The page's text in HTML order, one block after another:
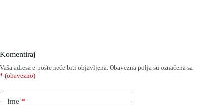
Komentiraj
Vaša adresa e-pošte neće biti objavljena. Obavezna polja su označena sa
* (obavezno)
Ime*